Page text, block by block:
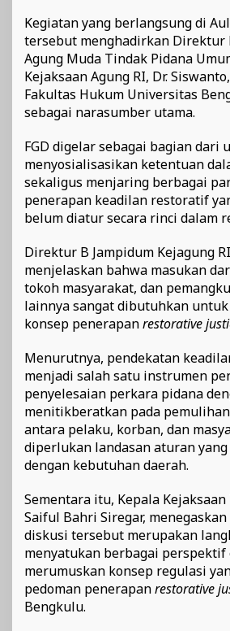
Kegiatan yang berlangsung di
tersebut menghadirkan Direktur
Agung Muda Tindak Pidana
Kejaksaan Agung RI, Dr.
Fakultas Hukum Universitas
sebagai narasumber utama.
FGD digelar sebagai bagian dari
menyosialisasikan ketentuan
sekaligus menjaring berbagai
penerapan keadilan restoratif
belum diatur secara rinci dalam
Direktur B Jampidum Kejagung
menjelaskan bahwa masukan
tokoh masyarakat, dan
lainnya sangat dibutuhkan
konsep penerapanrestorative
Menurutnya, pendekatan
menjadi salah satu instrumen
penyelesaian perkara pidana
menitikberatkan pada
antara pelaku, korban, dan
diperlukan landasan aturan
dengan kebutuhan daerah.
Sementara itu, Kepala
Saiful Bahri Siregar,
diskusi tersebut merupakan
menyatukan berbagai perspektif
merumuskan konsep regulasi
pedoman penerapanrestorative
Bengkulu.